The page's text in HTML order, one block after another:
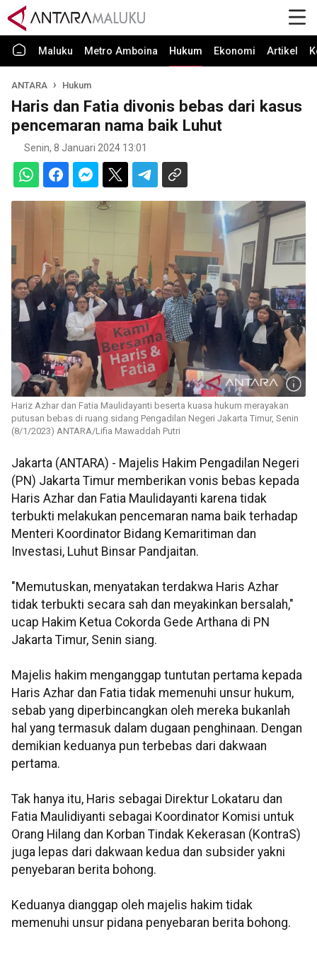
Maluku Metro Amboina Hukum Ekonomi Artikel
ANTARA Hukum
Haris dan Fatia divonis bebas dari kasus
pencemaran nama baik Luhut
Senin, 8 Januari 2024 13:01
Hariz Azhar dan Fatia Maulidayanti beserta kuasa hukum merayakan
putusan bebas di ruang sidang Pengadilan Negeri Jakarta Timur, Senin
(8/1/2023) ANTARA/Lifia Mawaddah Putri
Jakarta (ANTARA) - Majelis Hakim Pengadilan Negeri
(PN) Jakarta Timur memberikan vonis bebas kepada
Haris Azhar dan Fatia Maulidayanti karena tidak
terbukti melakukan pencemaran nama baik terhadap
Menteri Koordinator Bidang Kemaritiman dan
Investasi, Luhut Binsar Pandjaitan.
"Memutuskan, menyatakan terdakwa Haris Azhar
tidak terbukti secara sah dan meyakinkan bersalah,"
ucap Hakim Ketua Cokorda Gede Arthana di PN
Jakarta Timur, Senin siang.
Majelis hakim menganggap tuntutan pertama kepada
Haris Azhar dan Fatia tidak memenuhi unsur hukum,
sebab yang diperbincangkan oleh mereka bukanlah
hal yang termasuk dalam dugaan penghinaan. Dengan
demikian keduanya pun terbebas dari dakwaan
pertama.
Tak hanya itu, Haris sebagai Direktur Lokataru dan
Fatia Maulidiyanti sebagai Koordinator Komisi untuk
Orang Hilang dan Korban Tindak Kekerasan (KontraS)
juga lepas dari dakwaan kedua dan subsider yakni
penyebaran berita bohong.
Keduanya dianggap oleh majelis hakim tidak
memenuhi unsur pidana penyebaran berita bohong.